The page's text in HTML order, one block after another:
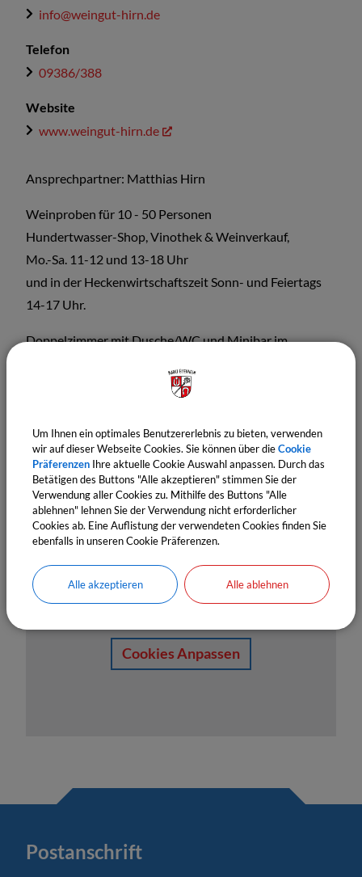
Ansprechpartner: Matthias Hirn
Weinproben für 10 - 50 Personen
Hundertwasser-Shop, Vinothek & Weinverkauf,
Mo.-Sa. 11-12 und 13-18 Uhr
und in der Heckenwirtschaftszeit Sonn- und Feiertags
14-17 Uhr.
Doppelzimmer mit Dusche/WC und Minibar im
info@weingut-hirn.de
Telefon
09386/388
Website
www.weingut-hirn.de
OpenStreetMap wird derzeit
nicht angezeigt
Bitte aktivieren Sie "OpenStreetMap" in Ihren
Cookies Anpassen
Postanschrift
Um Ihnen ein optimales Benutzererlebnis zu bieten, verwenden
wir auf dieser Webseite Cookies. Sie können über dieCookie
Präferenzen Ihre aktuelle Cookie Auswahl anpassen. Durch das
Betätigen des Buttons "Alle akzeptieren" stimmen Sie der
Verwendung aller Cookies zu. Mithilfe des Buttons "Alle
ablehnen" lehnen Sie der Verwendung nicht erforderlicher
Cookies ab. Eine Auflistung der verwendeten Cookies finden Sie
ebenfalls in unseren Cookie Präferenzen.
Alle akzeptieren Alle ablehnen